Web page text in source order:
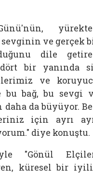
sevginin ve gerçek
dile
bir yanında
ve
bağ, bu sevgi
da büyüyor.
için ayrı
diye konuştu.
"Gönül
küresel bir